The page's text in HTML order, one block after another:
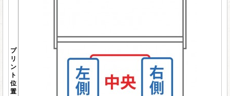
プ
リ
ン
ト
位
置